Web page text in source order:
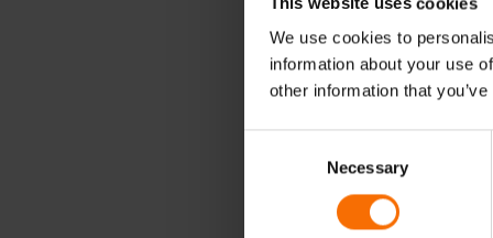
We use cookies to
information about your use
other information that
Necessary